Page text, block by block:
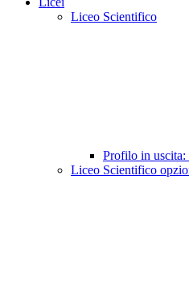
Liceo Scientifico
Profilo in
Liceo Scientifico